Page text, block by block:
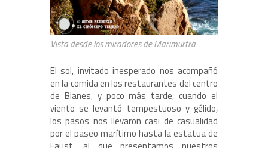
Vista desde los miradores de Marimurtra
El sol, invitado inesperado nos acompañó
en la comida en los restaurantes del centro
de Blanes, y poco más tarde, cuando el
viento se levantó tempestuoso y gélido,
los pasos nos llevaron casi de casualidad
por el paseo marítimo hasta la estatua de